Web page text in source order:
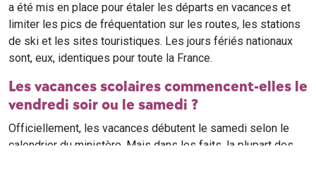
a été mis en place pour étaler les départs en vacances et
limiter les pics de fréquentation sur les routes, les stations
de ski et les sites touristiques. Les jours fériés nationaux
sont, eux, identiques pour toute la France.
Les vacances scolaires commencent-elles le
vendredi soir ou le samedi ?
Officiellement, les vacances débutent le samedi selon le
calendrier du ministère. Mais dans les faits, la plupart des